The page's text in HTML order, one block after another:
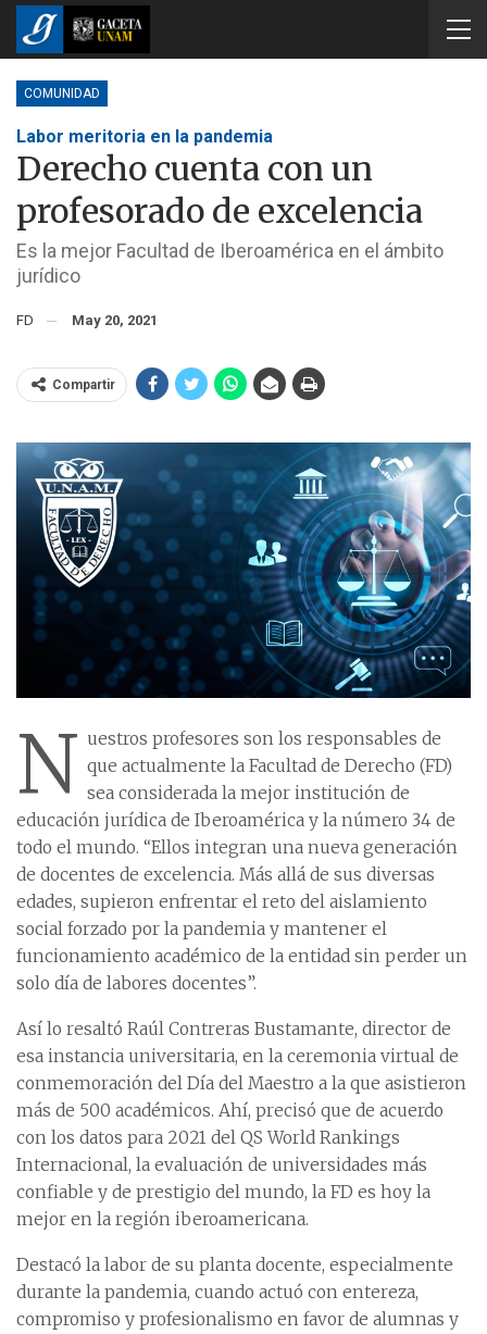
COMUNIDAD
Labor meritoria en la pandemia
Derecho cuenta con un
profesorado de excelencia
Es la mejor Facultad de Iberoamérica en el ámbito
jurídico
FD May 20, 2021
Compartir
N uestros profesores son los responsables de
que actualmente la Facultad de Derecho (FD)
sea considerada la mejor institución de
educación jurídica de Iberoamérica y la número 34 de
todo el mundo. “Ellos integran una nueva generación
de docentes de excelencia. Más allá de sus diversas
edades, supieron enfrentar el reto del aislamiento
social forzado por la pandemia y mantener el
funcionamiento académico de la entidad sin perder un
solo día de labores docentes”.
Así lo resaltó Raúl Contreras Bustamante, director de
esa instancia universitaria, en la ceremonia virtual de
conmemoración del Día del Maestro a la que asistieron
más de 500 académicos. Ahí, precisó que de acuerdo
con los datos para 2021 del QS World Rankings
Internacional, la evaluación de universidades más
confiable y de prestigio del mundo, la FD es hoy la
mejor en la región iberoamericana.
Destacó la labor de su planta docente, especialmente
durante la pandemia, cuando actuó con entereza,
compromiso y profesionalismo en favor de alumnas y